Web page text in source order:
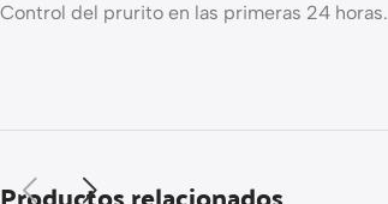
Control del prurito en las primeras 24 horas.